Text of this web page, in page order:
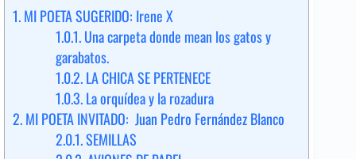
1.MI POETA SUGERIDO: Irene X
1.0.1.Una carpeta donde mean los gatos y
garabatos.
1.0.2.LA CHICA SE PERTENECE
1.0.3.La orquídea y la rozadura
2.MI POETA INVITADO: Juan Pedro Fernández Blanco
2.0.1.SEMILLAS